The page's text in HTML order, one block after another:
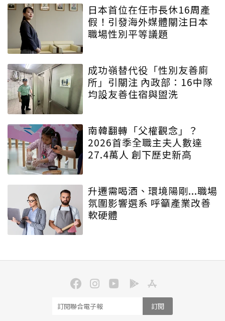
日本首位在任市長休16周產
假！引發海外媒體關注日本
職場性別平等議題
成功嶺替代役「性別友善廁
所」引關注 內政部：16中隊
均設友善住宿與盥洗
南韓翻轉「父權觀念」？
2026首季全職主夫人數達
27.4萬人 創下歷史新高
升遷需喝酒、環境陽剛...職場
氛圍影響選系 呼籲產業改善
軟硬體
訂閱